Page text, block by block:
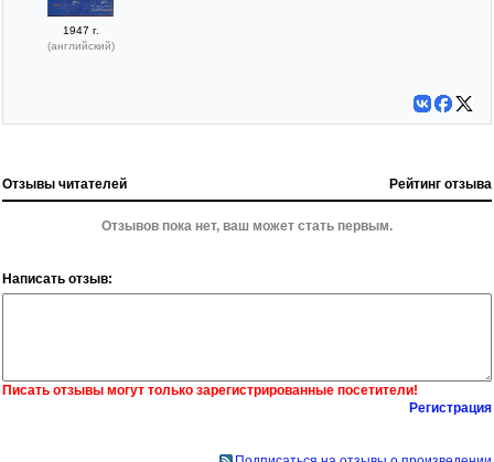
1947 г.
(английский)
Отзывы читателей Рейтинг отзыва
Отзывов пока нет, ваш может стать первым.
Написать отзыв:
Писать отзывы могут только зарегистрированные посетители!
Регистрация